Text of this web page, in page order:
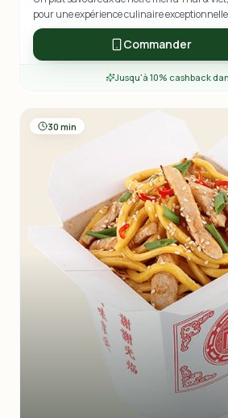
pour une expérience culinaire
Commander
Jusqu'à 10% cashback
30 min